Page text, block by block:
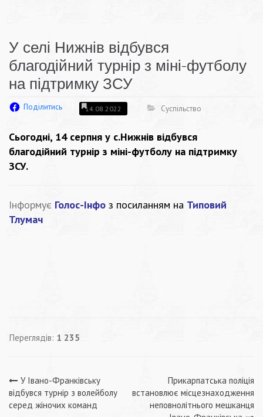
У селі Нижнів відбувся
благодійний турнір з міні-футболу
на підтримку ЗСУ
Поділитись 14.08.2022 Суспільство
Сьогодні, 14 серпня у с.Нижнів відбувся
благодійний турнір з міні-футболу на підтримку
ЗСУ.
Інформує Голос-Інфо з посиланням на Типовий
Тлумач
Переглядів: 1 235
Навігація
У Івано-Франківську
відбувся турнір з волейболу
серед жіночих команд
Прикарпатська поліція
встановлює місцезнаходження
неповнолітнього мешканця